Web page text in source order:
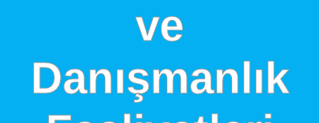
ve
Danışmanlık
ve
Danışmanlık